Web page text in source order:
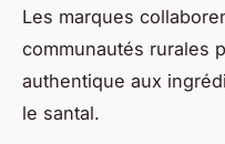
Les marques
communautés rurales
authentique aux
le santal.